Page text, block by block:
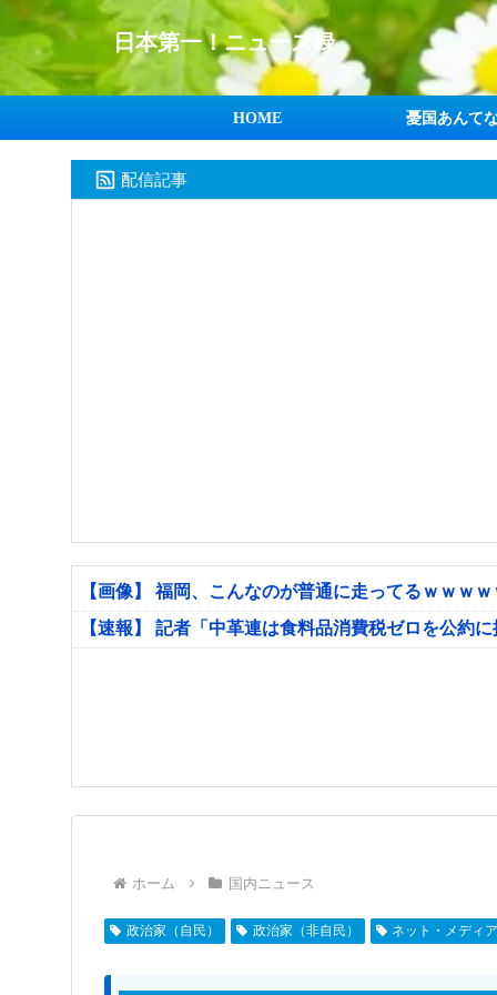
日本第一！ニュース録
HOME 憂国あんて
配信記事
【画像】 福岡、こんなのが普通に走ってるｗｗｗ
【速報】 記者「中革連は食料品消費税ゼロを公約
ホーム 国内ニュース
政治家（自民） 政治家（非自民） ネット・メディ